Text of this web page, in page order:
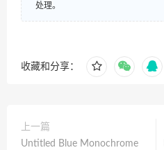
处理。
收藏和分享：
上一篇
Untitled Blue Monochrome